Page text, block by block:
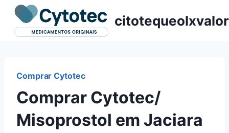
Pular
para
citotequeolxvalor
Comprar Cytotec
Comprar Cytotec/
Misoprostol em Jaciara